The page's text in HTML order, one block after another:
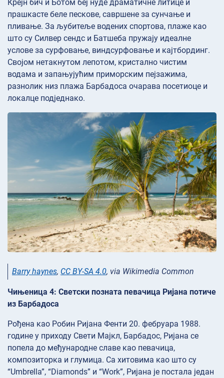
Крејн бич и Ботом беј нуде драматичне литице и
прашкасте беле пескове, савршене за сунчање и
пливање. За љубитеље водених спортова, плаже као
што су Силвер сендс и Батшеба пружају идеалне
услове за сурфовање, виндсурфовање и кајтбординг.
Својом нетакнутом лепотом, кристално чистим
водама и запањујућим приморским пејзажима,
разнолик низ плажа Барбадоса очарава посетиоце и
локалце подједнако.
Barry haynes, CC BY-SA 4.0, via Wikimedia Common
Чињеница 4: Светски позната певачица Ријана потиче
из Барбадоса
Рођена као Робин Ријана Фенти 20. фебруара 1988.
године у приходу Свети Мајкл, Барбадос, Ријана се
попела до међународне славе као певачица,
композиторка и глумица. Са хитовима као што су
“Umbrella”, “Diamonds” и “Work”, Ријана је постала један